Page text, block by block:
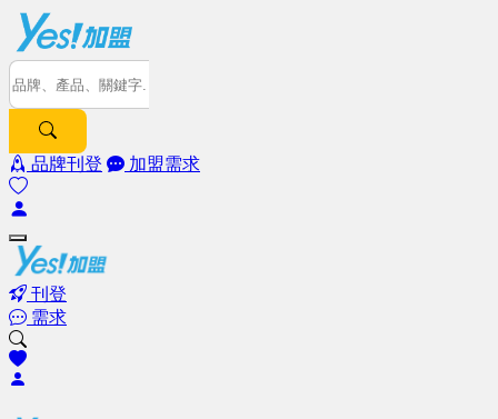
品牌刊登 加盟需求
刊登
需求